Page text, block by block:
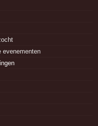
evenementen